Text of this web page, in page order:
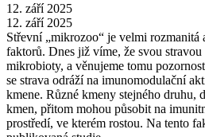
12. září 2025
12. září 2025
Střevní „mikrozoo“ je velmi rozmanitá
faktorů. Dnes již víme, že svou
mikrobioty, a věnujeme tomu
se strava odráží na imunomodulační
kmene. Různé kmeny stejného druhu,
kmen, přitom mohou působit na
prostředí, ve kterém rostou. Na tento